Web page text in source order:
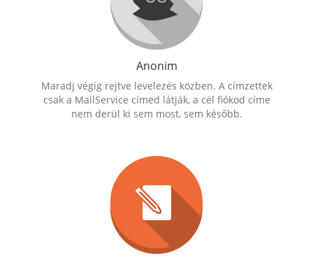
Anonim
Maradj végig rejtve levelezés közben. A címzettek
csak a MailService címed látják, a cél fiókod címe
nem derül ki sem most, sem később.